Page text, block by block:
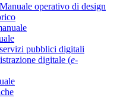
operativo di design
pubblici digitali
digitale (e-